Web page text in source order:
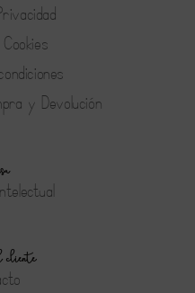
y Devolución
cliente